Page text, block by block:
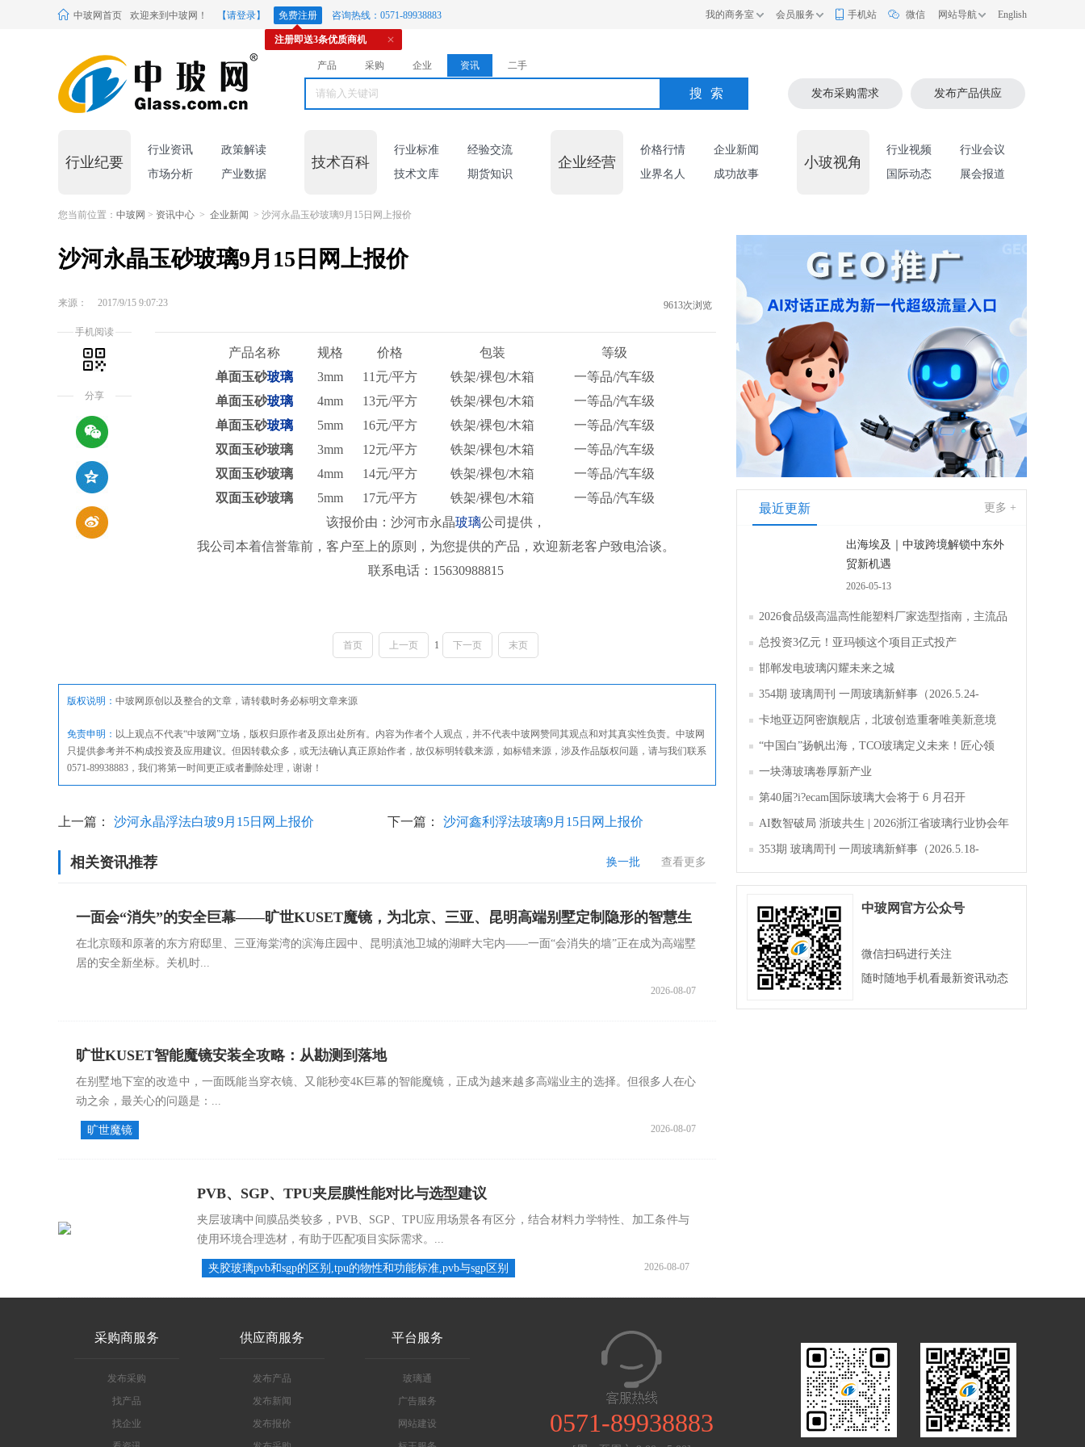
中玻网首页 欢迎来到中玻网！ 【请登录】 免费注册 咨询热线：0571-89938883
注册即送3条优质商机
我的商务室 会员服务 手机站 微信 网站导航 English
产品 采购 企业 资讯 二手
搜索 发布采购需求 发布产品供应
行业纪要
行业资讯
政策解读
市场分析
产业数据
技术百科
行业标准
经验交流
技术文库
期货知识
企业经营
价格行情
企业新闻
业界名人
成功故事
小玻视角
行业视频
行业会议
国际动态
展会报道
您当前位置： 中玻网 > 资讯中心 > 企业新闻 > 沙河永晶玉砂玻璃9月15日网上报价
最近更新 更多 +
出海埃及｜中玻跨境解锁中东外
贸新机遇
2026-05-13
2026食品级高温高性能塑料厂家选型指南，主流品
牌全面解析评测
总投资3亿元！亚玛顿这个项目正式投产
邯郸发电玻璃闪耀未来之城
354期 玻璃周刊 一周玻璃新鲜事（2026.5.24-
2026.5.30）
卡地亚迈阿密旗舰店，北玻创造重奢唯美新意境
“中国白”扬帆出海，TCO玻璃定义未来！匠心领
航，淄博新材料产业聚势成峰
一块薄玻璃卷厚新产业
第40届?i?ecam国际玻璃大会将于 6 月召开
AI数智破局 浙玻共生 | 2026浙江省玻璃行业协会年
会暨第四届四次会员大会成功举办
353期 玻璃周刊 一周玻璃新鲜事（2026.5.18-
2026.5.23）
中玻网官方公众号
微信扫码进行关注
随时随地手机看最新资讯动态
手机阅读
分享
沙河永晶玉砂玻璃9月15日网上报价
来源： 2017/9/15 9:07:23 9613次浏览
产品名称 规格 价格 包装
等级
单面玉砂玻璃 3mm 11元/平方 铁架/裸包/木箱
一等品/汽车级
单面玉砂玻璃 4mm 13元/平方 铁架/裸包/木箱
一等品/汽车级
单面玉砂玻璃 5mm 16元/平方 铁架/裸包/木箱
一等品/汽车级
双面玉砂玻璃
3mm 12元/平方 铁架/裸包/木箱
一等品/汽车级
双面玉砂玻璃
4mm 14元/平方 铁架/裸包/木箱
一等品/汽车级
双面玉砂玻璃
5mm 17元/平方 铁架/裸包/木箱
一等品/汽车级
该报价由：沙河市永晶玻璃公司提供，
我公司本着信誉靠前，客户至上的原则，为您提供的产品，欢迎新老客户致电洽谈。
联系电话：15630988815
首页 上一页 1 下一页 末页
版权说明： 中玻网原创以及整合的文章，请转载时务必标明文章来源
免责申明： 以上观点不代表“中玻网”立场，版权归原作者及原出处所有。内容为作者个人观点，并不代表中玻网赞同其观点和对其真实性负责。中玻网
只提供参考并不构成投资及应用建议。但因转载众多，或无法确认真正原始作者，故仅标明转载来源，如标错来源，涉及作品版权问题，请与我们联系
0571-89938883，我们将第一时间更正或者删除处理，谢谢！
上一篇： 沙河永晶浮法白玻9月15日网上报价 下一篇： 沙河鑫利浮法玻璃9月15日网上报价
相关资讯推荐 查看更多
换一批
一面会“消失”的安全巨幕——旷世KUSET魔镜，为北京、三亚、昆明高端别墅定制隐形的智慧生
活
在北京颐和原著的东方府邸里、三亚海棠湾的滨海庄园中、昆明滇池卫城的湖畔大宅内——一面“会消失的墙”正在成为高端墅
居的安全新坐标。关机时...
2026-08-07
旷世KUSET智能魔镜安装全攻略：从勘测到落地
在别墅地下室的改造中，一面既能当穿衣镜、又能秒变4K巨幕的智能魔镜，正成为越来越多高端业主的选择。但很多人在心
动之余，最关心的问题是：...
旷世魔镜 2026-08-07
PVB、SGP、TPU夹层膜性能对比与选型建议
夹层玻璃中间膜品类较多，PVB、SGP、TPU应用场景各有区分，结合材料力学特性、加工条件与
使用环境合理选材，有助于匹配项目实际需求。...
夹胶玻璃pvb和sgp的区别,tpu的物性和功能标准,pvb与sgp区别 2026-08-07
采购商服务
发布采购
找产品
找企业
供应商服务
发布产品
发布新闻
发布报价
平台服务
玻璃通
广告服务
网站建设
0571-89938883